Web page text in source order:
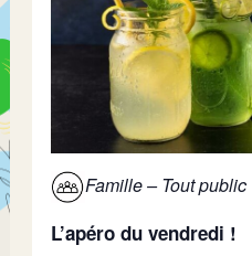
Famille – Tout public
L’apéro du vendredi !